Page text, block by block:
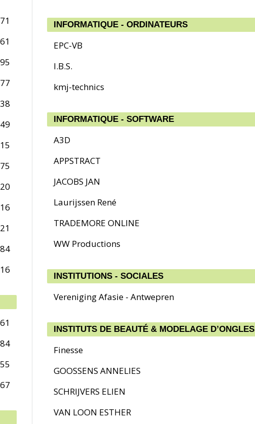
INFORMATIQUE - ORDINATEURS
EPC-VB
I.B.S.
kmj-technics
INFORMATIQUE - SOFTWARE
A3D
APPSTRACT
JACOBS JAN
Laurijssen René
TRADEMORE ONLINE
WW Productions
INSTITUTIONS - SOCIALES
Vereniging Afasie - Antwepren
INSTITUTS DE BEAUTÉ & MODELAGE D’ONGLES
Finesse
GOOSSENS ANNELIES
SCHRIJVERS ELIEN
VAN LOON ESTHER